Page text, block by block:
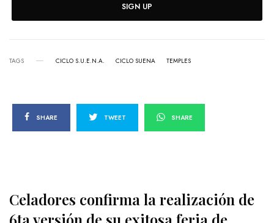
SIGN UP
TAGS CICLO S.U.E.N.A. CICLO SUENA TEMPLES
SHARE TWEET SHARE
Celadores confirma la realización de